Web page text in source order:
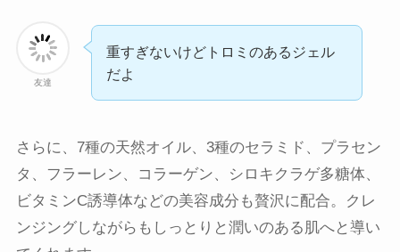
友達
重すぎないけどトロミのあるジェル
だよ
さらに、7種の天然オイル、3種のセラミド、プラセン
タ、フラーレン、コラーゲン、シロキクラゲ多糖体、
ビタミンC誘導体などの美容成分も贅沢に配合。クレ
ンジングしながらもしっとりと潤いのある肌へと導い